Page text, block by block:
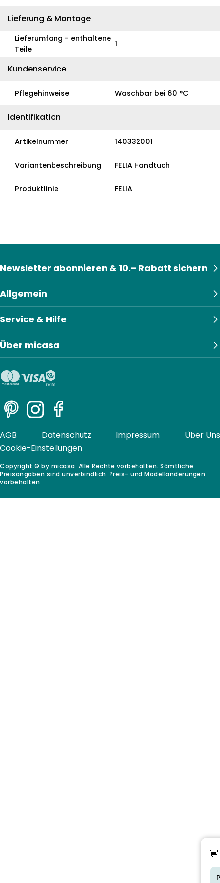
Lieferung & Montage
Lieferumfang - enthaltene
Teile
1
Kundenservice
Pflegehinweise Waschbar bei 60 °C
Identifikation
Artikelnummer 140332001
Variantenbeschreibung FELIA Handtuch
Produktlinie FELIA
Allgemein
Service & Hilfe
Über micasa
Newsletter abonnieren & 10.– Rabatt sichern
PinterestInstagramFacebook
Copyright © by micasa. Alle Rechte vorbehalten. Sämtliche
Preisangaben sind unverbindlich. Preis- und Modelländerungen
vorbehalten.
AGB Datenschutz Impressum
Über Uns
Cookie-Einstellungen